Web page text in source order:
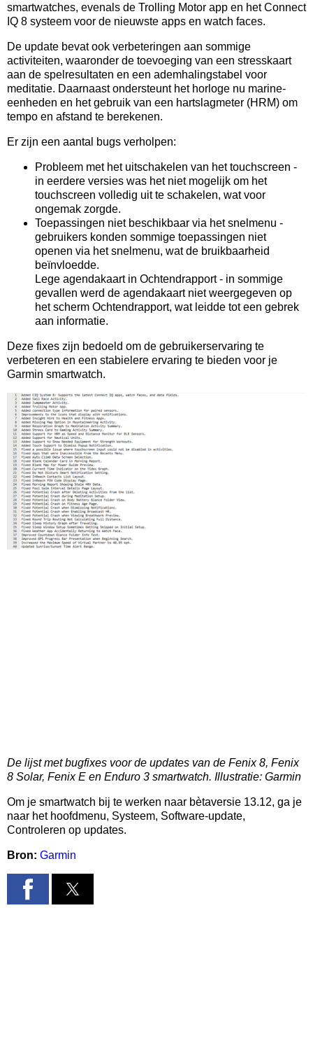
smartwatches, evenals de Trolling Motor app en het Connect
IQ 8 systeem voor de nieuwste apps en watch faces.
De update bevat ook verbeteringen aan sommige
activiteiten, waaronder de toevoeging van een stresskaart
aan de spelresultaten en een ademhalingstabel voor
meditatie. Daarnaast ondersteunt het horloge nu marine-
eenheden en het gebruik van een hartslagmeter (HRM) om
tempo en afstand te berekenen.
Er zijn een aantal bugs verholpen:
Probleem met het uitschakelen van het touchscreen -
in eerdere versies was het niet mogelijk om het
touchscreen volledig uit te schakelen, wat voor
ongemak zorgde.
Toepassingen niet beschikbaar via het snelmenu -
gebruikers konden sommige toepassingen niet
openen via het snelmenu, wat de bruikbaarheid
beïnvloedde.
Lege agendakaart in Ochtendrapport - in sommige
gevallen werd de agendakaart niet weergegeven op
het scherm Ochtendrapport, wat leidde tot een gebrek
aan informatie.
Deze fixes zijn bedoeld om de gebruikerservaring te
verbeteren en een stabielere ervaring te bieden voor je
Garmin smartwatch.
De lijst met bugfixes voor de updates van de Fenix 8, Fenix
8 Solar, Fenix E en Enduro 3 smartwatch. Illustratie: Garmin
Om je smartwatch bij te werken naar bètaversie 13.12, ga je
naar het hoofdmenu, Systeem, Software-update,
Controleren op updates.
Bron: Garmin